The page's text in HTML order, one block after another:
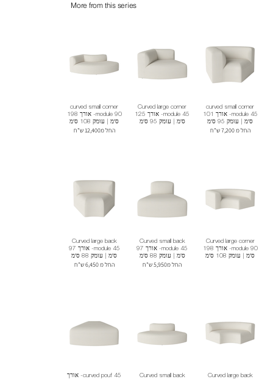
More from this series
curved small corner
module 45- אורך 101
ס"מ | עומק 95 ס"מ
החל מ 7,200 ש"ח
Curved large corner
module 45- אורך 125
ס"מ | עומק 95 ס"מ
curved small corner
module 90- אורך 198
ס"מ | עומק 108 ס"מ
החל מ12,400 ש"ח
Curved large corner
module 90- אורך 198
ס"מ | עומק 108 ס"מ
Curved small back
module 45- אורך 97
ס"מ | עומק 88 ס"מ
החל מ5,950 ש"ח
Curved large back
module 45- אורך 97
ס"מ | עומק 88 ס"מ
החל מ 6,450 ש"ח
Curved large back
Curved small back
curved pouf 45- אורך